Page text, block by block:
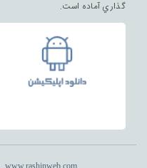
گذاري آماده است.
www.rashinweb.com